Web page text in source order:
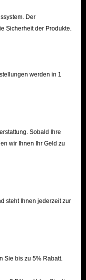
Der
Sicherheit der Produkte.
werden in 1
Sobald Ihre
wir Ihnen Ihr Geld zu
steht Ihnen jederzeit zur
Sie bis zu 5% Rabatt.